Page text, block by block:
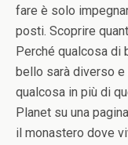
fare è solo
posti. Scoprire
Perché qualcosa di
bello sarà diverso e
qualcosa in più di
Planet su una
il monastero dove